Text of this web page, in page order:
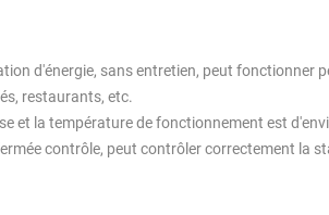
d'énergie, sans entretien, peut fonctionner
restaurants, etc.
et la température de fonctionnement est
contrôle, peut contrôler correctement la